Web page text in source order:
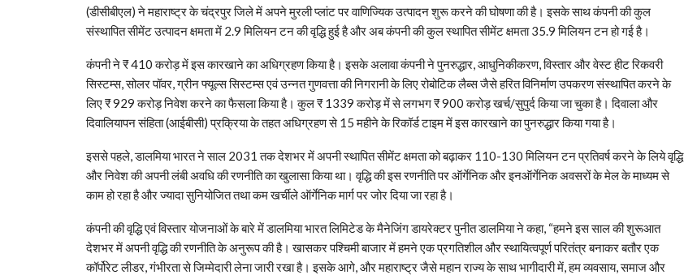
(डीसीबीएल) ने महाराष्‍ट्र के चंद्रपुर जिले में अपने मुरली प्‍लांट पर वाणिज्यिक उत्‍पादन शुरू करने की घोषणा की है। इसके साथ कंपनी की कुल
संस्थापित सीमेंट उत्पादन क्षमता में 2.9 मिलियन टन‍ की वृद्धि हुई है और अब कंपनी की कुल स्‍थापित सीमेंट क्षमता 35.9 मिलियन टन हो गई है।
कंपनी ने ₹ 410 करोड़ में इस कारखाने का अधिग्रहण किया है। इसके अलावा कंपनी ने पुनरुद्धार, आधुनिकीकरण, विस्तार और वेस्ट हीट रिकवरी
सिस्टम्स, सोलर पॉवर, ग्रीन फ्यूल्स सिस्टम्स एवं उन्नत गुणवत्ता की निगरानी के लिए रोबोटिक लैब्स जैसे हरित विनिर्माण उपकरण संस्थापित करने के
लिए ₹ 929 करोड़ निवेश करने का फैसला किया है। कुल ₹ 1339 करोड़ में से लगभग ₹ 900 करोड़ खर्च/सुपुर्द किया जा चुका है। दिवाला और
दिवालियापन संहिता (आईबीसी) प्रक्रिया के तहत अधिग्रहण से 15 महीने के रिकॉर्ड टाइम में इस कारखाने का पुनरुद्धार किया गया है।
इससे पहले, डालमिया भारत ने साल 2031 तक देशभर में अपनी स्‍थापित सीमेंट क्षमता को बढ़ाकर 110-130 मिलियन टन प्रतिवर्ष करने के लिये वृद्धि
और निवेश की अपनी लंबी अवधि की रणनीति का खुलासा किया था। वृद्धि की इस रणनीति पर ऑर्गेनिक और इनऑर्गेनिक अवसरों के मेल के माध्‍यम से
काम हो रहा है और ज्‍यादा सुनियोजित तथा कम खर्चीले ऑर्गेनिक मार्ग पर जोर दिया जा रहा है।
कंपनी की वृद्धि एवं विस्‍तार योजनाओं के बारे में डालमिया भारत लिमिटेड के मैनेजिंग डायरेक्‍टर पुनीत डालमिया ने कहा, “हमने इस साल की शुरूआत
देशभर में अपनी वृद्धि की रणनीति के अनुरूप की है। खासकर पश्चिमी बाजार में हमने एक प्रगतिशील और स्‍थायित्‍वपूर्ण परितंत्र बनाकर बतौर एक
कॉर्पोरेट लीडर, गंभीरता से जिम्‍मेदारी लेना जारी रखा है। इसके आगे, और महाराष्‍ट्र जैसे महान राज्‍य के साथ भागीदारी में, हम व्‍यवसाय, समाज और